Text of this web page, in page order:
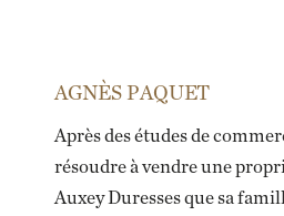
AGNÈS PAQUET
Après des études de
résoudre à vendre une
Auxey Duresses que sa